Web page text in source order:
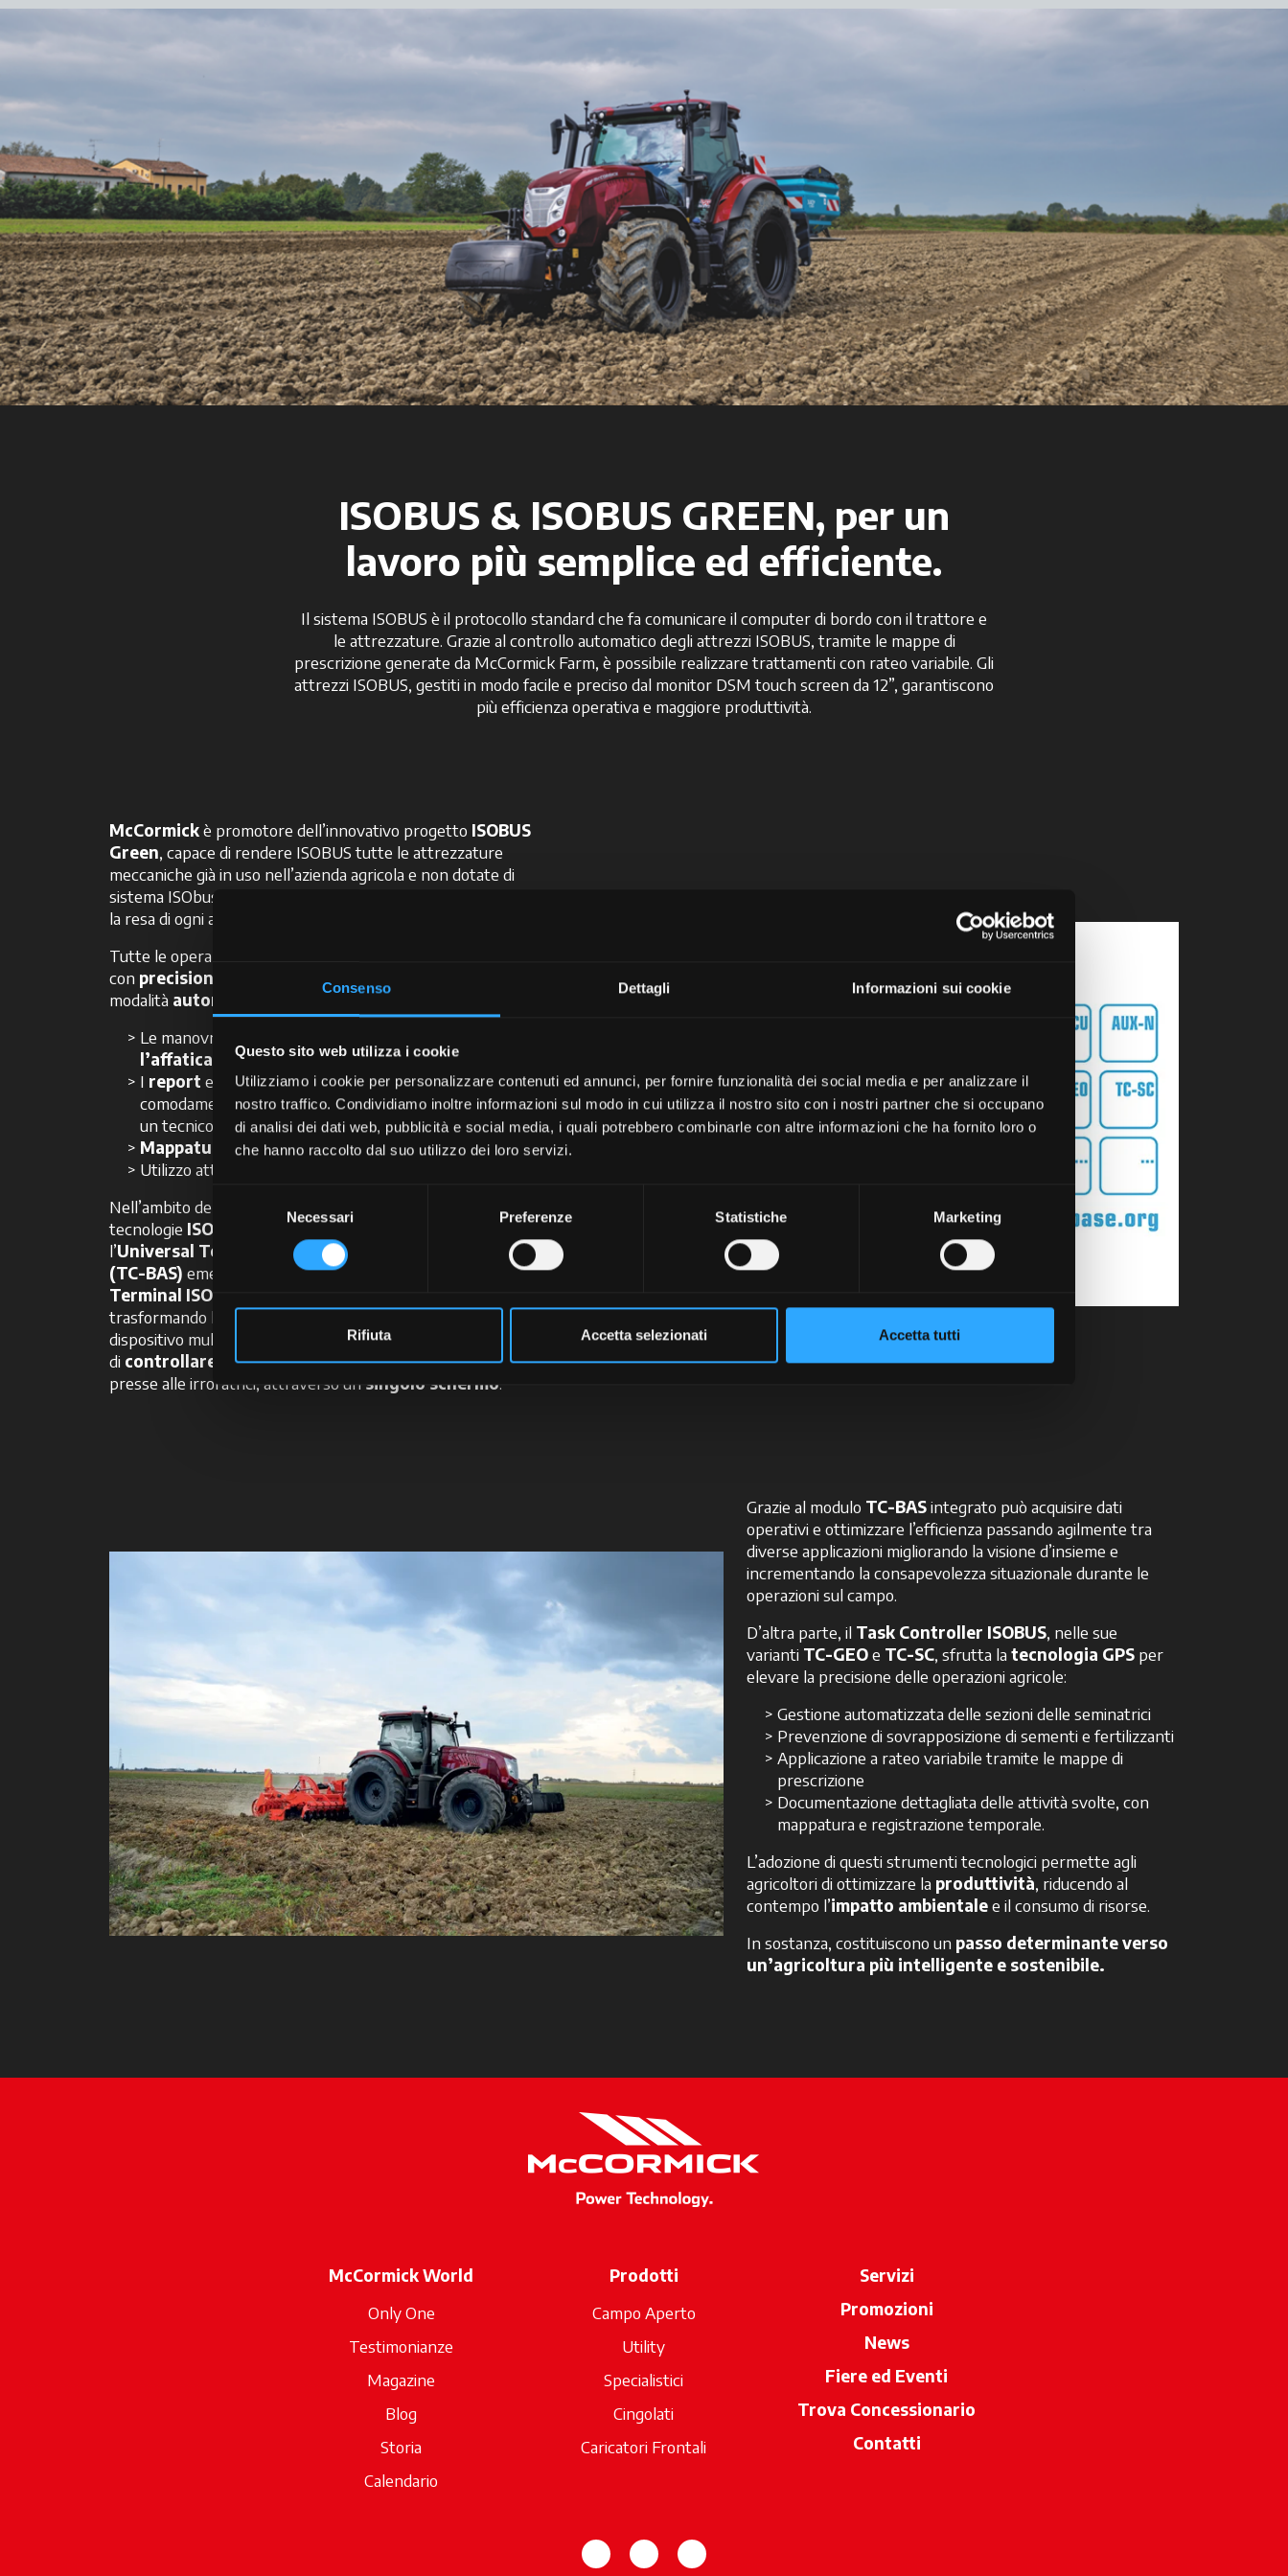
Consenso Dettagli Informazioni sui cookie
Questo sito web utilizza i cookie
Utilizziamo i cookie per personalizzare contenuti ed annunci, per fornire funzionalità dei social media e per analizzare il
nostro traffico. Condividiamo inoltre informazioni sul modo in cui utilizza il nostro sito con i nostri partner che si occupano
di analisi dei dati web, pubblicità e social media, i quali potrebbero combinarle con altre informazioni che ha fornito loro o
che hanno raccolto dal suo utilizzo dei loro servizi.
Necessari Preferenze Statistiche Marketing
Rifiuta Accetta selezionati Accetta tutti
ISOBUS & ISOBUS GREEN, per un
lavoro più semplice ed efficiente.
Il sistema ISOBUS è il protocollo standard che fa comunicare il computer di bordo con il trattore e
le attrezzature. Grazie al controllo automatico degli attrezzi ISOBUS, tramite le mappe di
prescrizione generate da McCormick Farm, è possibile realizzare trattamenti con rateo variabile. Gli
attrezzi ISOBUS, gestiti in modo facile e preciso dal monitor DSM touch screen da 12”, garantiscono
più efficienza operativa e maggiore produttività.
McCormickè promotore dell’innovativo progetto ISOBUS
Green, capace di rendere ISOBUS tutte le attrezzature
meccaniche già in uso nell’azienda agricola e non dotate di
sistema ISObus nativo. Una soluzione capace di massimizzare
la resa di ogni attrezzo.
Tutte le operazioni dell’attrezzo sono gestite
con precisione efficienza, anche in
modalità automatica
Le manovre difficili vengono semplificate,
l’affaticamento dell’operatore.
I report e i settaggidiventanosemplicie si possono
comodamente fare in autonomia, senza l’intervento di
un tecnico specializzato.
Mappatura
dei dati di campo.
Utilizzo attrezzi di
Nell’ambito dell’
agricoltura di precisione
tecnologie ISOBUS
rivestono un ruolo cruciale. Tra queste,
l’Universal Terminal (UT) e ilTask Controller Base
(TC-BAS) emergono come strumenti chiave. L’
Universal
Terminal ISOBUS
trasformando la gestione dei macchinari agricoli. Questo
dispositivo multifunzionale consente all’operatore
di controllare un ampio range di attrezzature, dalle
presse alle irroratrici, attraverso un singolo schermo.
Grazie al modulo TC-BASintegrato può acquisire dati
operativi e ottimizzare l’efficienza passando agilmente tra
diverse applicazioni migliorando la visione d’insieme e
incrementando la consapevolezza situazionale durante le
operazioni sul campo.
D’altra parte, il Task Controller ISOBUS, nelle sue
varianti TC-GEOe TC-SC, sfrutta la tecnologia GPS per
elevare la precisione delle operazioni agricole:
Gestione automatizzata delle sezioni delle seminatrici
Prevenzione di sovrapposizione di sementi e fertilizzanti
Applicazione a rateo variabile tramite le mappe di
prescrizione
Documentazione dettagliata delle attività svolte, con
mappatura e registrazione temporale.
L’adozione di questi strumenti tecnologici permette agli
agricoltori di ottimizzare la produttività, riducendo al
contempo l’impatto ambientalee il consumo di risorse.
In sostanza, costituiscono un passo determinante verso
un’agricoltura più intelligente e sostenibile.
McCormick World
Only One
Testimonianze
Magazine
Blog
Storia
Calendario
Prodotti
Campo Aperto
Utility
Specialistici
Cingolati
Caricatori Frontali
Servizi
Promozioni
News
Fiere ed Eventi
Trova Concessionario
Contatti
si apre in una nuova scheda
si apre in una nuova scheda
si apre in una nuova scheda